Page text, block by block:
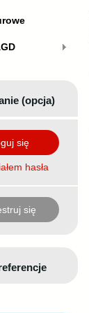
(opcja)
się
hasła
się